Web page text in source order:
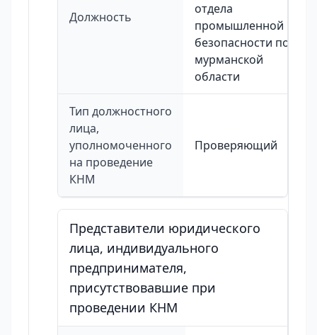
Должность
отдела
промышленной
безопасности по
мурманской
области
Тип должностного
лица,
уполномоченного
на проведение
КНМ
Проверяющий
Представители юридического
лица, индивидуального
предпринимателя,
присутствовавшие при
проведении КНМ